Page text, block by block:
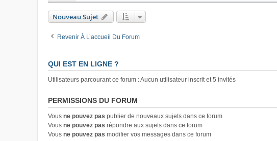
Nouveau Sujet
Revenir À L’accueil Du Forum
QUI EST EN LIGNE ?
Utilisateurs parcourant ce forum : Aucun utilisateur inscrit et 5 invités
PERMISSIONS DU FORUM
Vous ne pouvez pas publier de nouveaux sujets dans ce forum
Vous ne pouvez pas répondre aux sujets dans ce forum
Vous ne pouvez pas modifier vos messages dans ce forum